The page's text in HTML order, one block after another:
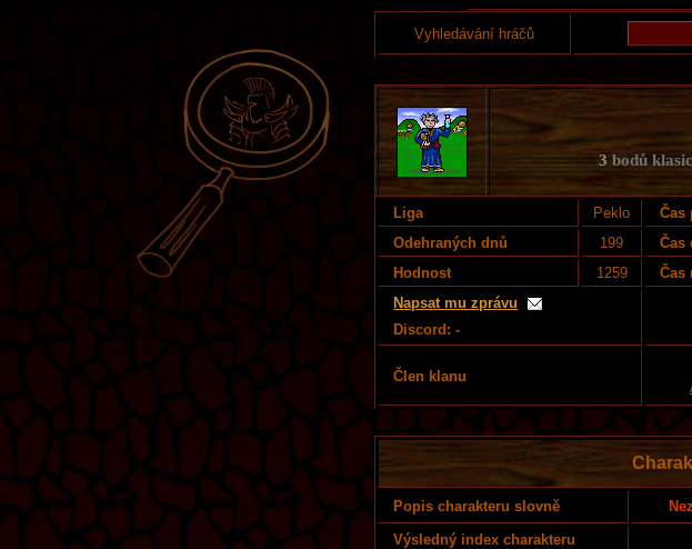
Vyhledávání hráčů
3 bodů
Liga Peklo Čas
Odehraných dnů
199 Čas
Hodnost
1259 Čas
Napsat mu zprávu
Discord: -
Člen klanu
Popis charakteru slovně
Výsledný index charakteru